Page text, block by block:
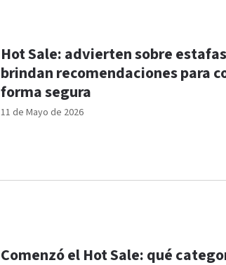
11 de Mayo de 2026
Hot Sale: advierten sobre
brindan recomendaciones para
forma segura
Comenzó el Hot Sale: qué